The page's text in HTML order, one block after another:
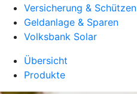
Versicherung & Schützen
Geldanlage & Sparen
Volksbank Solar
Übersicht
Produkte